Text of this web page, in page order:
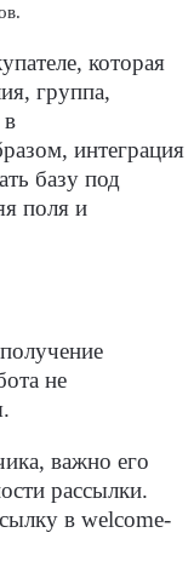
которая
группа,
в
интеграция
базу под
поля и
не
важно его
рассылки.
в welcome-